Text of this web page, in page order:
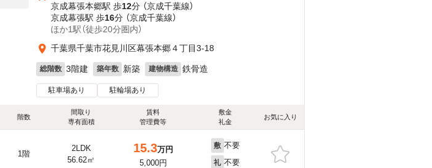
京成幕張本郷駅 歩12分 （京成千葉線）
京成幕張駅 歩16分 （京成千葉線）
ほか1駅（徒歩20分圏内）
千葉県千葉市花見川区幕張本郷４丁目3-18
総階数 3階建 築年数 新築 建物構造 鉄骨造
駐車場あり 駐輪場あり
階数
間取り
専有面積
賃料
管理費等
敷金
礼金
お気に入り
1階
2LDK
56.62㎡
15.3万円
5,000円
敷 不要
礼 不要